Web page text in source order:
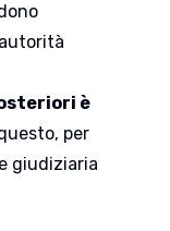
è
per
giudiziaria